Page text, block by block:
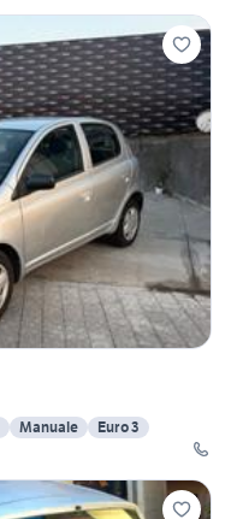
Manuale
Euro 3